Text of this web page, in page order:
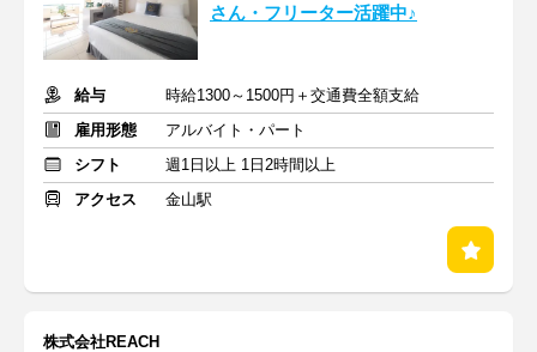
さん・フリーター活躍中♪
給与
時給1300～1500円＋交通費全額支給
雇用形態
アルバイト・パート
シフト
週1日以上 1日2時間以上
アクセス
金山駅
株式会社REACH